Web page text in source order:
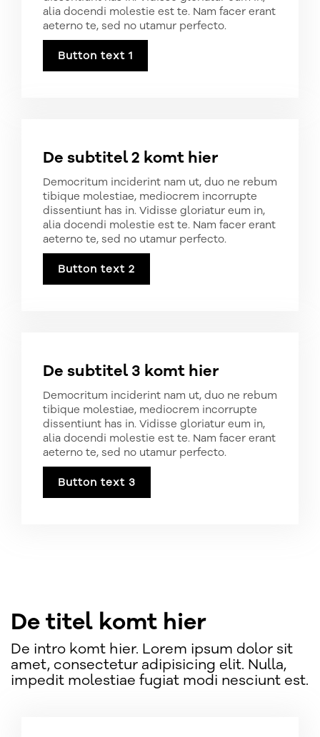
alia docendi molestie est te. Nam facer erant
aeterno te, sed no utamur perfecto.
Button text 1
De subtitel 2 komt hier
Democritum inciderint nam ut, duo ne rebum
tibique molestiae, mediocrem incorrupte
dissentiunt has in. Vidisse gloriatur eum in,
alia docendi molestie est te. Nam facer erant
aeterno te, sed no utamur perfecto.
Button text 2
De subtitel 3 komt hier
Democritum inciderint nam ut, duo ne rebum
tibique molestiae, mediocrem incorrupte
dissentiunt has in. Vidisse gloriatur eum in,
alia docendi molestie est te. Nam facer erant
aeterno te, sed no utamur perfecto.
Button text 3
De titel komt hier
De intro komt hier. Lorem ipsum dolor sit
amet, consectetur adipisicing elit. Nulla,
impedit molestiae fugiat modi nesciunt est.